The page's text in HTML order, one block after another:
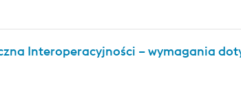
Interoperacyjności – wymagania